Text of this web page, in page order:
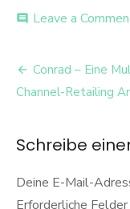
comment Leave a
Beitrags-
Navigation
Conrad – Eine
Channel-Retailing
Schreibe
Deine E-Mail-
Erforderliche